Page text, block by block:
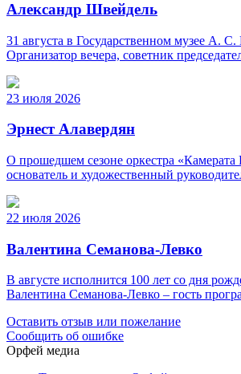
Александр Швейдель
31 августа в Государственном музее А.
Организатор вечера, советник
23 июля 2026
Эрнест Алавердян
О прошедшем сезоне оркестра
основатель и художественный
22 июля 2026
Валентина Семанова-Левко
В августе исполнится 100 лет со дня
Валентина Семанова-Левко – гость
Оставить отзыв или пожелание
Сообщить об ошибке
Орфей медиа